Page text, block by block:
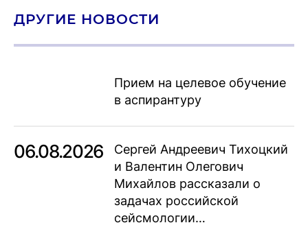
ДРУГИЕ НОВОСТИ
Прием на целевое обучение
в аспирантуру
06.08.2026
Сергей Андреевич Тихоцкий
и Валентин Олегович
Михайлов рассказали о
задачах российской
сейсмологии…